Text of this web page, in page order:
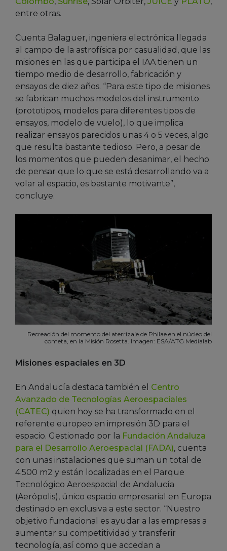
entre otras.
Cuenta Balaguer, ingeniera electrónica llegada
al campo de la astrofísica por casualidad, que las
misiones en las que participa el IAA tienen un
tiempo medio de desarrollo, fabricación y
ensayos de diez años. “Para este tipo de misiones
se fabrican muchos modelos del instrumento
(prototipos, modelos para diferentes tipos de
ensayos, modelo de vuelo), lo que implica
realizar ensayos parecidos unas 4 o 5 veces, algo
que resulta bastante tedioso. Pero, a pesar de
los momentos que pueden desanimar, el hecho
de pensar que lo que se está desarrollando va a
volar al espacio, es bastante motivante”,
concluye.
Recreación del momento del aterrizaje de Philae en el núcleo del
cometa, en la Misión Rosetta. Imagen: ESA/ATG Medialab
Misiones espaciales en 3D
En Andalucía destaca también el Centro
Avanzado de Tecnologías Aeroespaciales
(CATEC) quien hoy se ha transformado en el
referente europeo en impresión 3D para el
espacio. Gestionado por la Fundación Andaluza
para el Desarrollo Aeroespacial (FADA), cuenta
con unas instalaciones que suman un total de
4.500 m2 y están localizadas en el Parque
Tecnológico Aeroespacial de Andalucía
(Aerópolis), único espacio empresarial en Europa
destinado en exclusiva a este sector. “Nuestro
objetivo fundacional es ayudar a las empresas a
aumentar su competitividad y transferir
tecnología, así como que accedan a